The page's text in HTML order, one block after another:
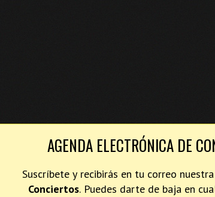
AGENDA ELECTRÓNICA DE
Suscríbete y recibirás en tu correo
Conciertos. Puedes darte de baja en